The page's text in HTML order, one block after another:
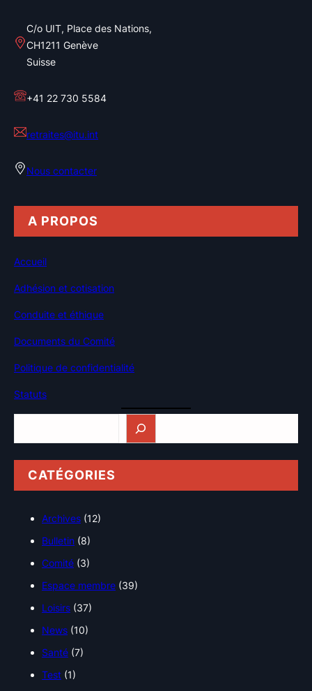
C/o UIT, Place des Nations,
CH1211 Genève
Suisse
+41 22 730 5584
retraites@itu.int
Nous contacter
A PROPOS
Accueil
Adhésion et cotisation
Conduite et éthique
Documents du Comité
Politique de confidentialité
Statuts
CATÉGORIES
Archives (12)
Bulletin (8)
Comité (3)
Espace membre (39)
Loisirs (37)
News (10)
Santé (7)
Test (1)